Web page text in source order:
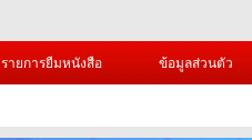
รายการยืมหนังสือ ข้อมูลส่วนตัว